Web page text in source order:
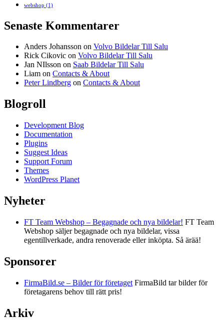
webshop (1)
Senaste Kommentarer
Anders Johansson on Volvo Bildelar Till Salu
Rick Cikovic on Volvo Bildelar Till Salu
Jan NIlsson on Saab Bildelar Till Salu
Liam on Contacts & About
Peter Lindberg on Contacts & About
Blogroll
Development Blog
Documentation
Plugins
Suggest Ideas
Support Forum
Themes
WordPress Planet
Nyheter
FT Team Webshop – Begagnade och nya bildelar! FT Team
Webshop säljer begagnade och nya bildelar, vissa
egentillverkade, andra renoverade eller inköpta. Så ärää!
Sponsorer
FirmaBild.se – Bilder för företaget FirmaBild tar bilder för
företagarens behov till rätt pris!
Arkiv